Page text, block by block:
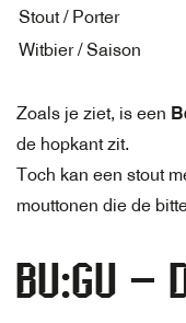
Stout / Porter
Witbier / Saison
Zoals je ziet, is een
de hopkant zit.
Toch kan een stout
mouttonen die de
BU:GU –